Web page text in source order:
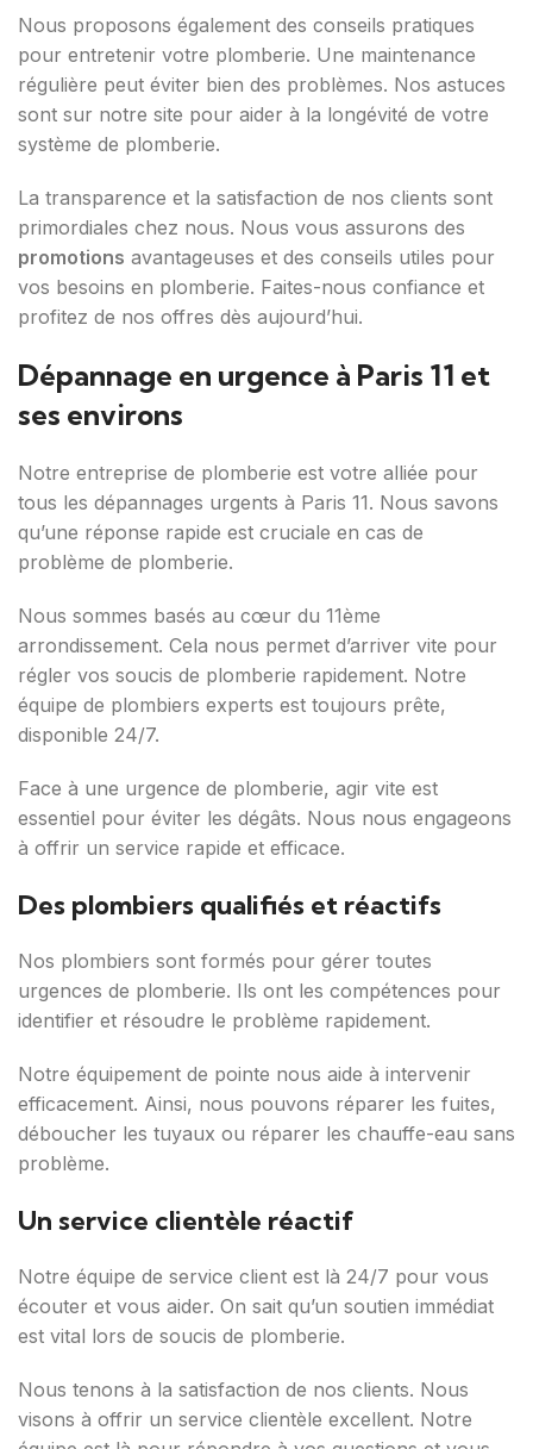
Nous proposons également des conseils pratiques
pour entretenir votre plomberie. Une maintenance
régulière peut éviter bien des problèmes. Nos astuces
sont sur notre site pour aider à la longévité de votre
système de plomberie.
La transparence et la satisfaction de nos clients sont
primordiales chez nous. Nous vous assurons des
promotions avantageuses et des conseils utiles pour
vos besoins en plomberie. Faites-nous confiance et
profitez de nos offres dès aujourd’hui.
Dépannage en urgence à Paris 11 et
ses environs
Notre entreprise de plomberie est votre alliée pour
tous les dépannages urgents à Paris 11. Nous savons
qu’une réponse rapide est cruciale en cas de
problème de plomberie.
Nous sommes basés au cœur du 11ème
arrondissement. Cela nous permet d’arriver vite pour
régler vos soucis de plomberie rapidement. Notre
équipe de plombiers experts est toujours prête,
disponible 24/7.
Face à une urgence de plomberie, agir vite est
essentiel pour éviter les dégâts. Nous nous engageons
à offrir un service rapide et efficace.
Des plombiers qualifiés et réactifs
Nos plombiers sont formés pour gérer toutes
urgences de plomberie. Ils ont les compétences pour
identifier et résoudre le problème rapidement.
Notre équipement de pointe nous aide à intervenir
efficacement. Ainsi, nous pouvons réparer les fuites,
déboucher les tuyaux ou réparer les chauffe-eau sans
problème.
Un service clientèle réactif
Notre équipe de service client est là 24/7 pour vous
écouter et vous aider. On sait qu’un soutien immédiat
est vital lors de soucis de plomberie.
Nous tenons à la satisfaction de nos clients. Nous
visons à offrir un service clientèle excellent. Notre